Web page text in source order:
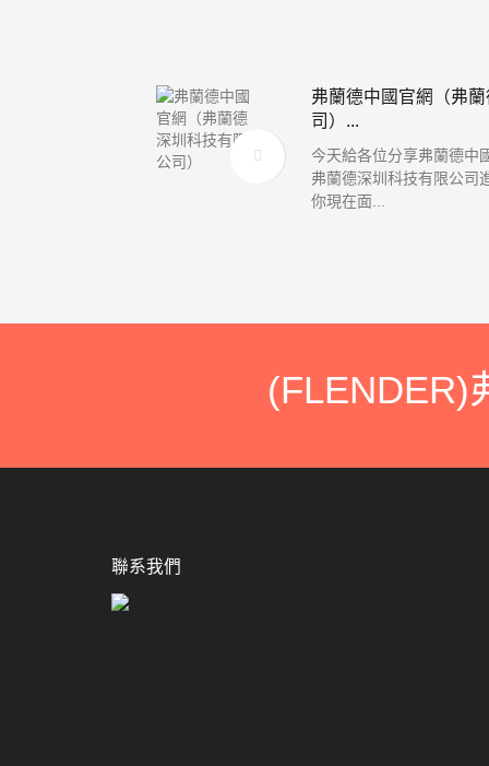
弗蘭德中國官網（弗
司）...
今天給各位分享弗蘭德中
弗蘭德深圳科技有限公司
你現在面...
(FLENDER)
聯系我們